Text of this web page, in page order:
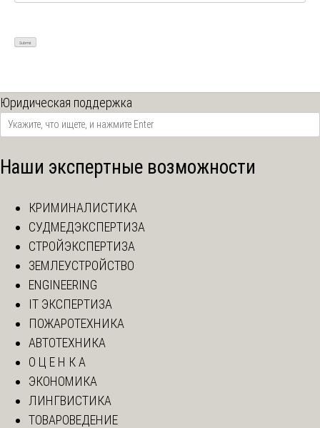
Юридическая поддержка
Наши экспертные возможности
КРИМИНАЛИСТИКА
СУДМЕДЭКСПЕРТИЗА
СТРОЙЭКСПЕРТИЗА
ЗЕМЛЕУСТРОЙСТВО
ENGINEERING
IT ЭКСПЕРТИЗА
ПОЖАРОТЕХНИКА
АВТОТЕХНИКА
О Ц Е Н К А
ЭКОНОМИКА
ЛИНГВИСТИКА
ТОВАРОВЕДЕНИЕ